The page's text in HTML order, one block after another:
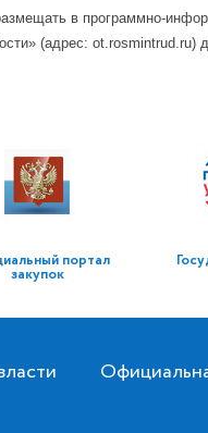
в программно-
(адрес:
портал
закупок